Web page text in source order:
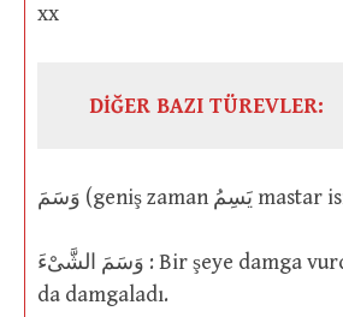
xx
DİĞER BAZI TÜREVLER:
وَسَمَ الشَّىْءَ : Bir şeye damga vurdu, işaretledi ya
da damgaladı.